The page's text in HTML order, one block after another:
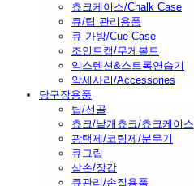
쵸크케이스/Chalk Case
큐/팁 관리용품
큐 가방/Cue Case
조인트캡/무게볼트
익스텐션&스트록연습기
악세사리/Accessories
당구장용품
팁/선골
쵸크/낱개쵸크/쵸크케이스
광택제/코팅제/분무기
큐그립
삼손/장갑
큐관리/손질용품